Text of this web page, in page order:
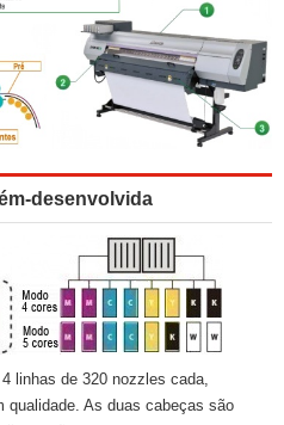
desenvolvida
linhas de 320 nozzles cada,
qualidade. As duas cabeças são